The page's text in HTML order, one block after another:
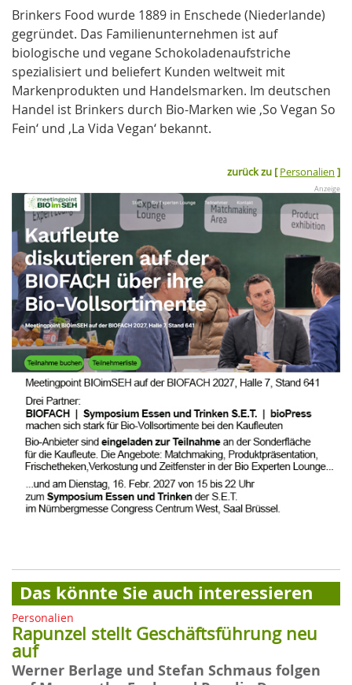
Brinkers Food wurde 1889 in Enschede (Niederlande)
gegründet. Das Familienunternehmen ist auf
biologische und vegane Schokoladenaufstriche
spezialisiert und beliefert Kunden weltweit mit
Markenprodukten und Handelsmarken. Im deutschen
Handel ist Brinkers durch Bio-Marken wie ‚So Vegan So
Fein‘ und ‚La Vida Vegan‘ bekannt.
zurück zu [Personalien ]
Anzeige
Das könnte Sie auch interessieren
Personalien
Rapunzel stellt Geschäftsführung neu
auf
Werner Berlage und Stefan Schmaus folgen